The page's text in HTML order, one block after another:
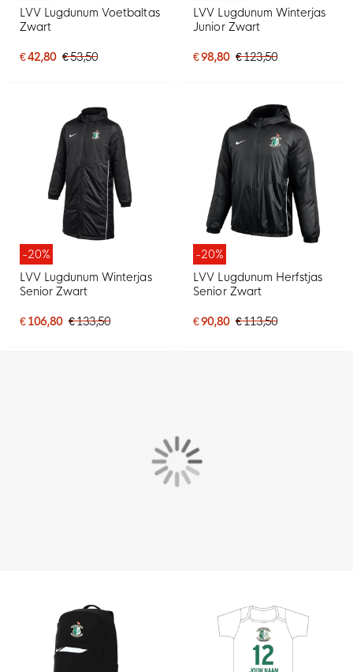
LVV Lugdunum Voetbaltas
Zwart
€ 42,80 € 53,50
LVV Lugdunum Winterjas
Junior Zwart
€ 98,80 € 123,50
-20%
LVV Lugdunum Winterjas
Senior Zwart
€ 106,80 € 133,50
-20%
LVV Lugdunum Herfstjas
Senior Zwart
€ 90,80 € 113,50